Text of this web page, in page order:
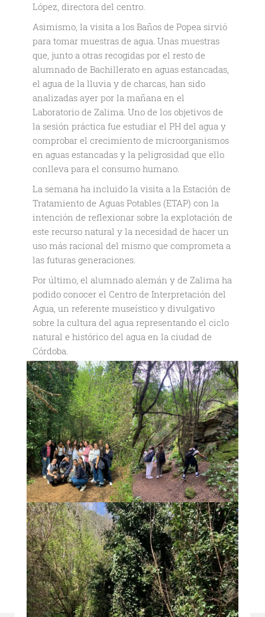
López, directora del centro.
Asimismo, la visita a los Baños de Popea sirvió
para tomar muestras de agua. Unas muestras
que, junto a otras recogidas por el resto de
alumnado de Bachillerato en aguas estancadas,
el agua de la lluvia y de charcas, han sido
analizadas ayer por la mañana en el
Laboratorio de Zalima. Uno de los objetivos de
la sesión práctica fue estudiar el PH del agua y
comprobar el crecimiento de microorganismos
en aguas estancadas y la peligrosidad que ello
conlleva para el consumo humano.
La semana ha incluido la visita a la Estación de
Tratamiento de Aguas Potables (ETAP) con la
intención de reflexionar sobre la explotación de
este recurso natural y la necesidad de hacer un
uso más racional del mismo que comprometa a
las futuras generaciones.
Por último, el alumnado alemán y de Zalima ha
podido conocer el Centro de Interpretación del
Agua, un referente museístico y divulgativo
sobre la cultura del agua representando el ciclo
natural e histórico del agua en la ciudad de
Córdoba.